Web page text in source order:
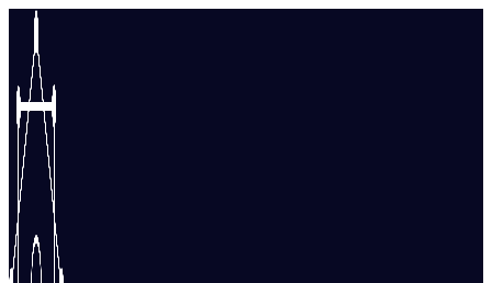
Перейти
содержимому